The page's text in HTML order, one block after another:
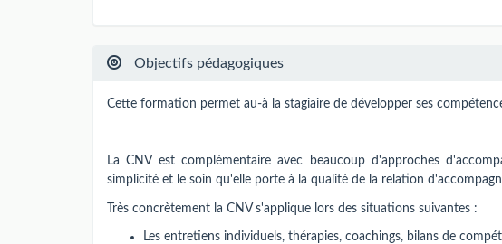
Objectifs pédagogiques
Cette formation permet au-à la stagiaire de développer ses
La CNV est complémentaire avec beaucoup d'approches
simplicité et le soin qu'elle porte à la qualité de la relation
Très concrètement la CNV s'applique lors des situations suivantes :
Les entretiens individuels, thérapies, coachings, bilans de